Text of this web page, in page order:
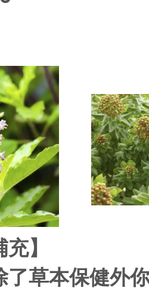
】
了草本保健外